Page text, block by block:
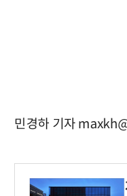
민경하 기자